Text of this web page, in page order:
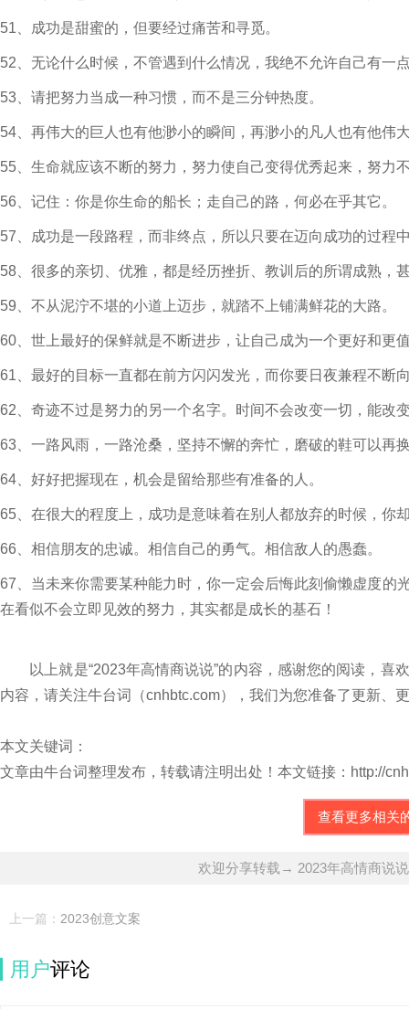
51、成功是甜蜜的，但要经过痛苦和寻觅。
52、无论什么时候，不管遇到什么情况，我绝不允许自己有一
53、请把努力当成一种习惯，而不是三分钟热度。
54、再伟大的巨人也有他渺小的瞬间，再渺小的凡人也有他伟
55、生命就应该不断的努力，努力使自己变得优秀起来，努力
56、记住：你是你生命的船长；走自己的路，何必在乎其它。
57、成功是一段路程，而非终点，所以只要在迈向成功的过程
58、很多的亲切、优雅，都是经历挫折、教训后的所谓成熟，
59、不从泥泞不堪的小道上迈步，就踏不上铺满鲜花的大路。
60、世上最好的保鲜就是不断进步，让自己成为一个更好和更
61、最好的目标一直都在前方闪闪发光，而你要日夜兼程不断
62、奇迹不过是努力的另一个名字。时间不会改变一切，能改
63、一路风雨，一路沧桑，坚持不懈的奔忙，磨破的鞋可以再
64、好好把握现在，机会是留给那些有准备的人。
65、在很大的程度上，成功是意味着在别人都放弃的时候，你
66、相信朋友的忠诚。相信自己的勇气。相信敌人的愚蠢。
67、当未来你需要某种能力时，你一定会后悔此刻偷懒虚度的
在看似不会立即见效的努力，其实都是成长的基石！
以上就是“2023年高情商说说”的内容，感谢您的阅读，喜
内容，请关注牛台词（cnhbtc.com），我们为您准备了更新、
本文关键词：
文章由牛台词整理发布，转载请注明出处！本文链接：http://
查看更多相关
欢迎分享转载→ 2023年高情商说说
上一篇： 2023创意文案
用户评论